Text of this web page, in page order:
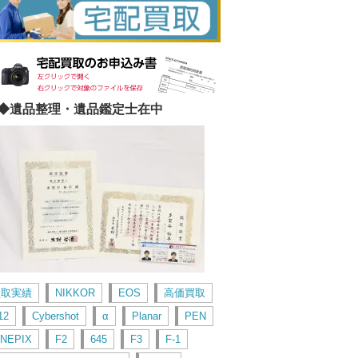
遺品整理・遺品鑑定士在中
実績 NIKKOR EOS
高価買取
Cybershot α Planar
PEN
F2 645 F3
F-1